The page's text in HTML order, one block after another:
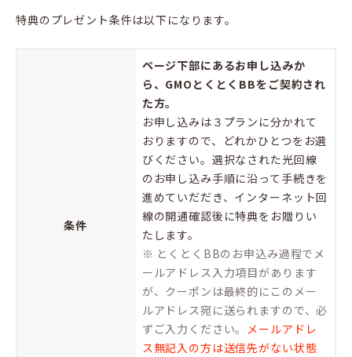
特典のプレゼント条件は以下になります。
条件
ページ下部にあるお申し込みか
ら、GMOとくとくBBをご契約され
た方。
お申し込みは３プランに分かれて
おりますので、どれかひとつをお選
びください。選択なされた光回線
のお申し込み手順に沿って手続きを
進めていだだき、インターネット回
線の開通確認後に特典をお贈りい
たします。
※ とくとくBBのお申込み過程でメ
ールアドレス入力項目があります
が、クーポンは最終的にこのメー
ルアドレス宛に送られますので、必
ずご入力ください。 メールアドレ
ス無記入の方は送信先がない状態